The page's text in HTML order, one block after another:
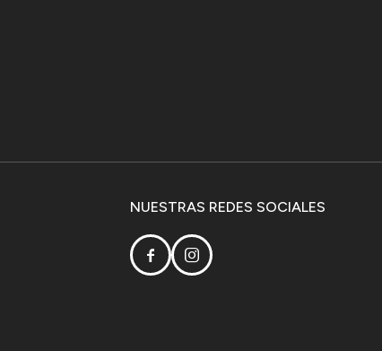
NUESTRAS REDES SOCIALES
 